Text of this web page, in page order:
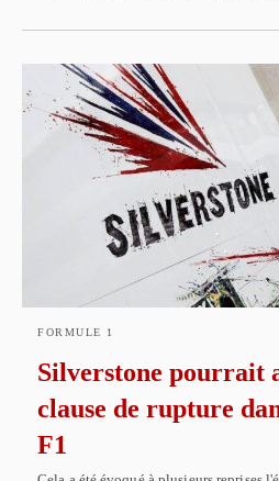
FORMULE 1
Silverstone pourrait
clause de rupture
F1